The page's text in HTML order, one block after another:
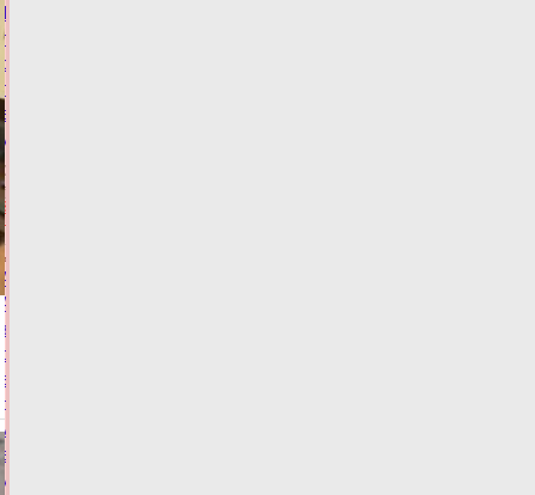
Твери
попался
с
поддельным
водительским
удостоверением
06.08.2026,
15:02
ФОТО
ЗАКОН И
ПОРЯДОК
Алёна
Аршинова
заявила
о
важности
доступности
медпомощи
в
условиях